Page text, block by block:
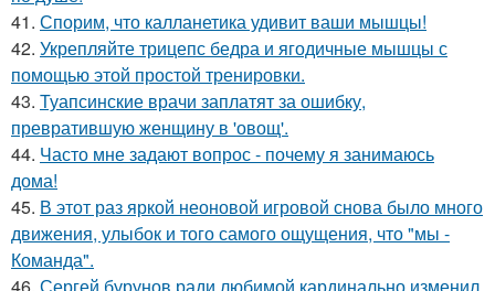
41. Спорим, что калланетика удивит ваши мышцы!
42. Укрепляйте трицепс бедра и ягодичные мышцы с
помощью этой простой тренировки.
43. Туапсинские врачи заплатят за ошибку,
превратившую женщину в 'овощ'.
44. Часто мне задают вопрос - почему я занимаюсь
дома!
45. В этот раз яркой неоновой игровой снова было много
движения, улыбок и того самого ощущения, что "мы -
Команда".